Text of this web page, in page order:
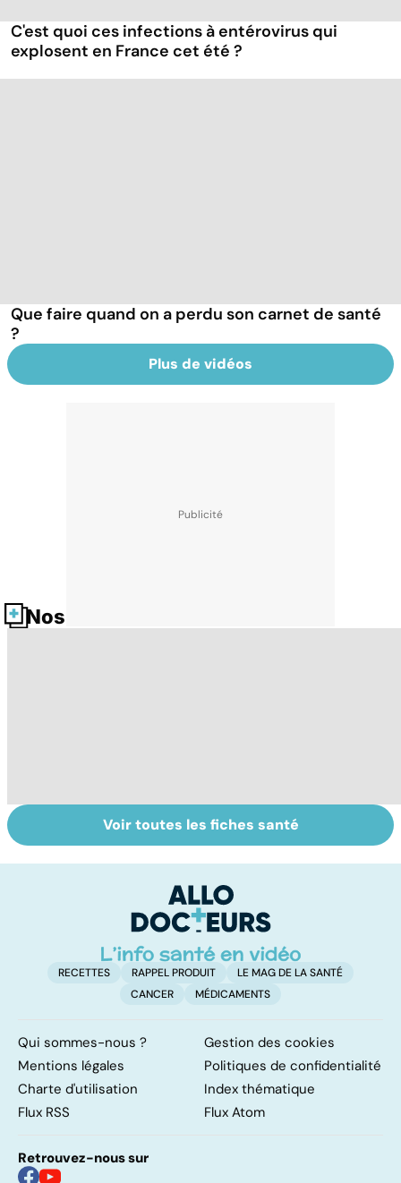
C'est quoi ces infections à entérovirus qui
explosent en France cet été ?
Que faire quand on a perdu son carnet de santé
?
Plus de vidéos
Nos fiches santé
Le saturnisme :
une intoxication
Faire du sport à
domicile, c'est
Voir toutes les fiches santé
RECETTES RAPPEL PRODUIT
LE MAG DE LA SANTÉ
CANCER
MÉDICAMENTS
Qui sommes-nous ?
Gestion des cookies
Mentions légales
Politiques de confidentialité
Charte d'utilisation
Index thématique
Flux RSS
Flux Atom
Retrouvez-nous sur